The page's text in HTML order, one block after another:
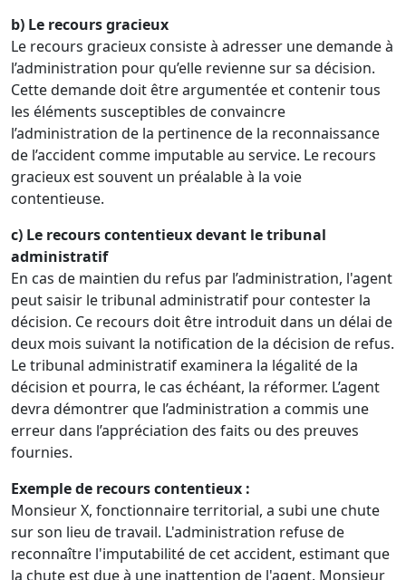
b) Le recours gracieux
Le recours gracieux consiste à adresser une demande à
l’administration pour qu’elle revienne sur sa décision.
Cette demande doit être argumentée et contenir tous
les éléments susceptibles de convaincre
l’administration de la pertinence de la reconnaissance
de l’accident comme imputable au service. Le recours
gracieux est souvent un préalable à la voie
contentieuse.
c) Le recours contentieux devant le tribunal
administratif
En cas de maintien du refus par l’administration, l'agent
peut saisir le tribunal administratif pour contester la
décision. Ce recours doit être introduit dans un délai de
deux mois suivant la notification de la décision de refus.
Le tribunal administratif examinera la légalité de la
décision et pourra, le cas échéant, la réformer. L’agent
devra démontrer que l’administration a commis une
erreur dans l’appréciation des faits ou des preuves
fournies.
Exemple de recours contentieux :
Monsieur X, fonctionnaire territorial, a subi une chute
sur son lieu de travail. L'administration refuse de
reconnaître l'imputabilité de cet accident, estimant que
la chute est due à une inattention de l'agent. Monsieur